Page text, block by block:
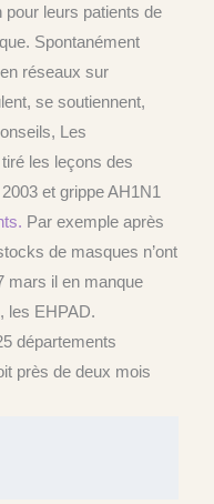
leurs patients de
Spontanément
réseaux sur
se soutiennent,
Les
les leçons des
et grippe AH1N1
Par exemple après
de masques n’ont
mars il en manque
les EHPAD.
départements
près de deux mois